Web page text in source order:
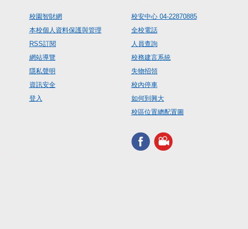
校園智財網
本校個人資料保護與管理
RSS訂閱
網站導覽
隱私聲明
資訊安全
登入
校安中心 04-22870885
全校電話
人員查詢
校務建言系統
失物招領
校內停車
如何到興大
校區位置總配置圖